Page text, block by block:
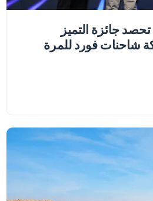
جائزة التميز
شاحنات فورد للمرة